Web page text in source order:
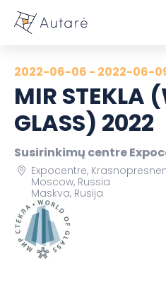
2022-06-06 - 2022-06-
MIR STEKLA
GLASS) 2022
Susirinkimų centre
Expocentre,
Moscow, Russia
Maskva, Rusija